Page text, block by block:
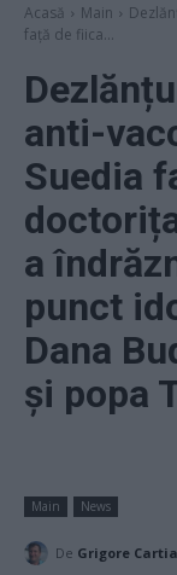
Acasă Main
față de fiica...
anti-
Suedia
a
punct
Dana
și popa
Main News
De Grigore